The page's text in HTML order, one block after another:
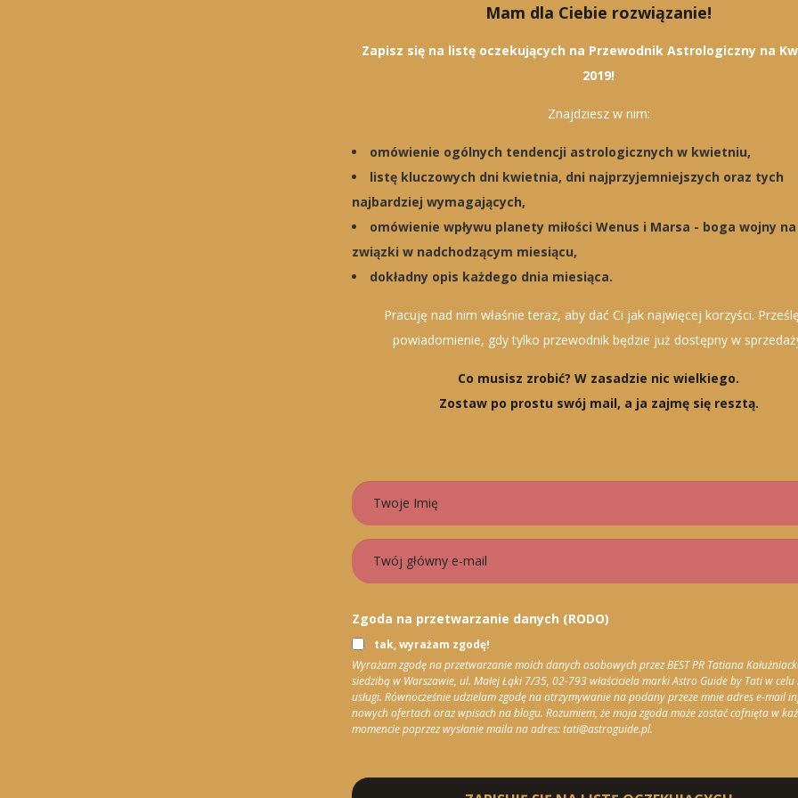
Mam dla Ciebie rozwiązanie!
Zapisz się na listę oczekujących na Przewodnik Astrologiczny na
2019!
Znajdziesz w nim:
omówienie ogólnych tendencji astrologicznych w kwietniu,
listę kluczowych dni kwietnia, dni najprzyjemniejszych oraz tych
najbardziej wymagających,
omówienie wpływu planety miłości Wenus i Marsa - boga wojny na
związki w nadchodzącym miesiącu,
dokładny opis każdego dnia miesiąca.
Pracuję nad nim właśnie teraz, aby dać Ci jak najwięcej korzyści.
powiadomienie, gdy tylko przewodnik będzie już dostępny w
Co musisz zrobić? W zasadzie nic wielkiego.
Zostaw po prostu swój mail, a ja zajmę się resztą.
Zgoda na przetwarzanie danych (RODO)
tak, wyrażam zgodę!
Wyrażam zgodę na przetwarzanie moich danych osobowych przez BEST PR Tatiana
siedzibą w Warszawie, ul. Małej Łąki 7/35, 02-793 właściciela marki Astro Guide by Tati w
usługi. Równocześnie udzielam zgodę na otrzymywanie na podany przeze mnie adres e-mail
nowych ofertach oraz wpisach na blogu. Rozumiem, że moja zgoda może zostać cofnięta w
momencie poprzez wysłanie maila na adres: tati@astroguide.pl.